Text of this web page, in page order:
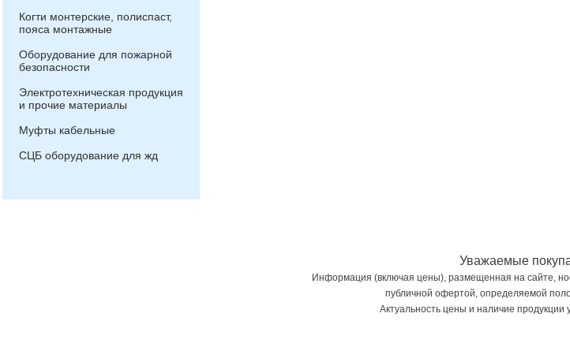
Когти монтерские, полиспаст,
пояса монтажные
Оборудование для пожарной
безопасности
Электротехническая продукция
и прочие материалы
Муфты кабельные
СЦБ оборудование для жд
Уважаемые
Информация (включая цены), размещенная на сайте,
публичной офертой, определяемой
Актуальность цены и наличие продукции